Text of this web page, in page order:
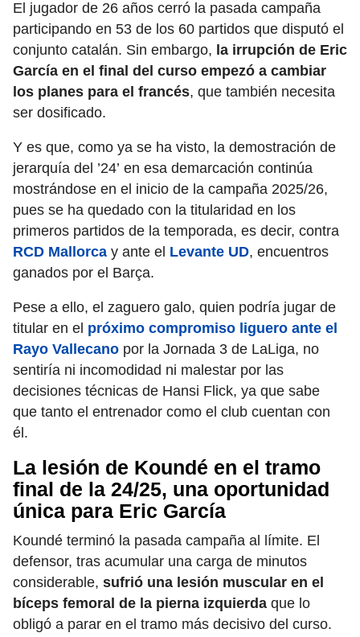
El jugador de 26 años cerró la pasada campaña
participando en 53 de los 60 partidos que disputó el
conjunto catalán. Sin embargo, la irrupción de Eric
García en el final del curso empezó a cambiar
los planes para el francés, que también necesita
ser dosificado.
Y es que, como ya se ha visto, la demostración de
jerarquía del ’24’ en esa demarcación continúa
mostrándose en el inicio de la campaña 2025/26,
pues se ha quedado con la titularidad en los
primeros partidos de la temporada, es decir, contra
RCD Mallorca y ante el Levante UD, encuentros
ganados por el Barça.
Pese a ello, el zaguero galo, quien podría jugar de
titular en el próximo compromiso liguero ante el
Rayo Vallecano por la Jornada 3 de LaLiga, no
sentiría ni incomodidad ni malestar por las
decisiones técnicas de Hansi Flick, ya que sabe
que tanto el entrenador como el club cuentan con
él.
La lesión de Koundé en el tramo
final de la 24/25, una oportunidad
única para Eric García
Koundé terminó la pasada campaña al límite. El
defensor, tras acumular una carga de minutos
considerable, sufrió una lesión muscular en el
bíceps femoral de la pierna izquierda que lo
obligó a parar en el tramo más decisivo del curso.